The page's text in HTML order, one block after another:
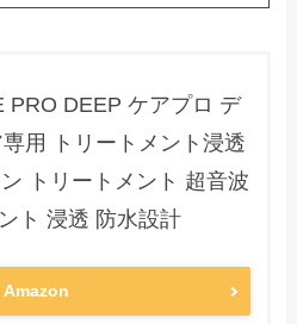
PRO DEEP ケアプロ デ
用 トリートメント浸透
トリートメント 超音波
ト 浸透 防水設計
Amazon